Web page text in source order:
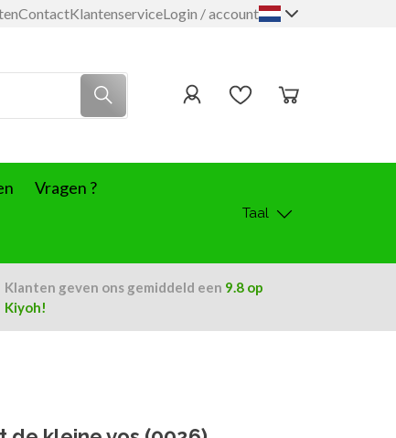
ContactKlantenserviceLogin / account
Vragen ?
Taal
Klanten geven ons gemiddeld een 9.8op
Kiyoh!